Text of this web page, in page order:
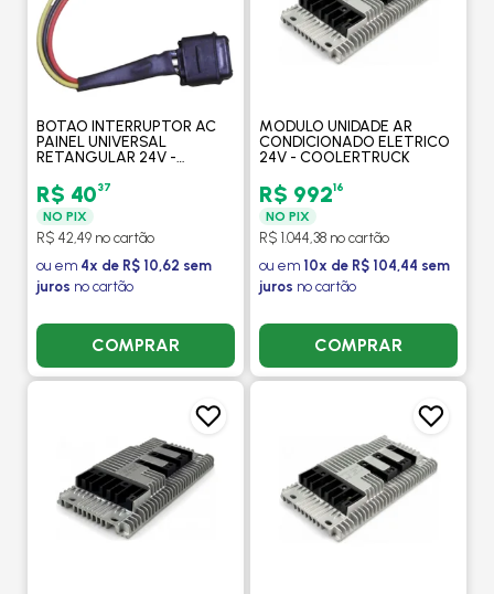
BOTAO INTERRUPTOR AC
PAINEL UNIVERSAL
RETANGULAR 24V -
R$ 4037
NO PIX
R$ 42,49 no cartão
ou em 4x de R$ 10,62 sem
juros no cartão
COMPRAR
MODULO UNIDADE AR
CONDICIONADO ELETRICO
24V - COOLERTRUCK
R$ 99216
NO PIX
R$ 1.044,38 no cartão
ou em 10x de R$ 104,44 sem
juros no cartão
COMPRAR